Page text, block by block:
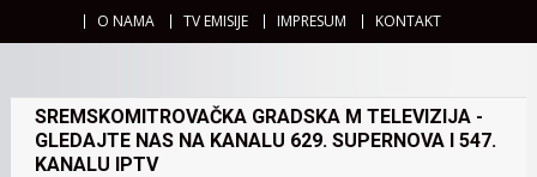
O NAMA TV EMISIJE IMPRESUM KONTAKT
SREMSKOMITROVAČKA GRADSKA M TELEVIZIJA -
GLEDAJTE NAS NA KANALU 629. SUPERNOVA I 547.
KANALU IPTV